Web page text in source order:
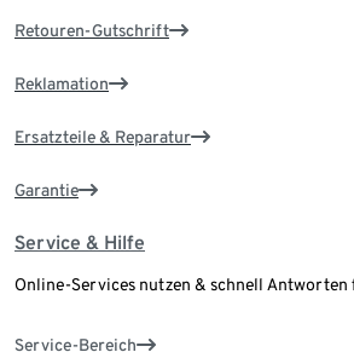
Retouren-Gutschrift
Reklamation
Ersatzteile & Reparatur
Garantie
Service & Hilfe
Online-Services nutzen & schnell Antworten
Service-Bereich